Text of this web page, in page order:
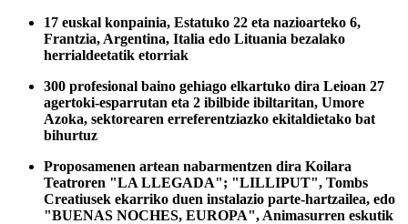
17 euskal konpainia, Estatuko 22 eta nazioarteko 6,
Frantzia, Argentina, Italia edo Lituania bezalako
herrialdeetatik etorriak
300 profesional baino gehiago elkartuko dira Leioan 27
agertoki-esparrutan eta 2 ibilbide ibiltaritan, Umore
Azoka, sektorearen erreferentziazko ekitaldietako bat
bihurtuz
Proposamenen artean nabarmentzen dira Koilara
Teatroren "LA LLEGADA"; "LILLIPUT", Tombs
Creatiusek ekarriko duen instalazio parte-hartzailea, edo
"BUENAS NOCHES, EUROPA", Animasurren eskutik